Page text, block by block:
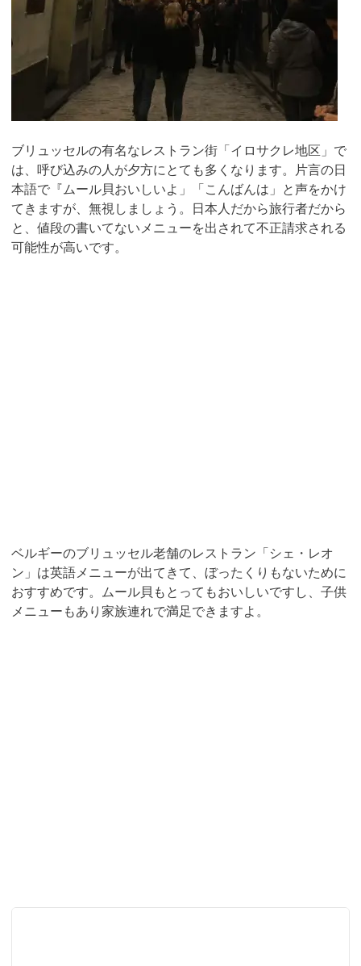
ブリュッセルの有名なレストラン街「イロサクレ地区」で
は、呼び込みの人が夕方にとても多くなります。片言の日
本語で『ムール貝おいしいよ」「こんばんは」と声をかけ
てきますが、無視しましょう。日本人だから旅行者だから
と、値段の書いてないメニューを出されて不正請求される
可能性が高いです。
ベルギーのブリュッセル老舗のレストラン「シェ・レオ
ン」は英語メニューが出てきて、ぼったくりもないために
おすすめです。ムール貝もとってもおいしいですし、子供
メニューもあり家族連れで満足できますよ。